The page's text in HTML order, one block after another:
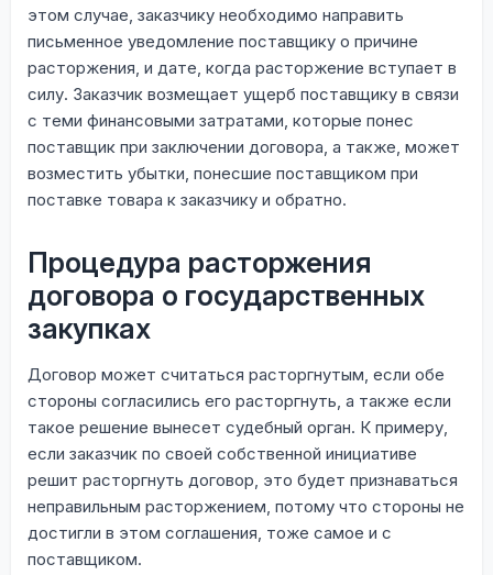
этом случае, заказчику необходимо направить
письменное уведомление поставщику о причине
расторжения, и дате, когда расторжение вступает в
силу. Заказчик возмещает ущерб поставщику в связи
с теми финансовыми затратами, которые понес
поставщик при заключении договора, а также, может
возместить убытки, понесшие поставщиком при
поставке товара к заказчику и обратно.
Процедура расторжения
договора о государственных
закупках
Договор может считаться расторгнутым, если обе
стороны согласились его расторгнуть, а также если
такое решение вынесет судебный орган. К примеру,
если заказчик по своей собственной инициативе
решит расторгнуть договор, это будет признаваться
неправильным расторжением, потому что стороны не
достигли в этом соглашения, тоже самое и с
поставщиком.